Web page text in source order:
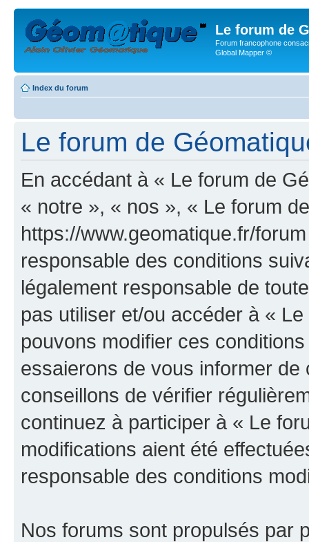
Le forum de
Forum francophone
Global Mapper ©
Index du forum
Le forum de
En accédant à « Le forum de
« notre », « nos », « Le forum
https://www.geomatique.fr/
responsable des conditions
légalement responsable de
pas utiliser et/ou accéder à «
pouvons modifier ces
essaierons de vous informer
conseillons de vérifier
continuez à participer à « Le
modifications aient été
responsable des conditions
Nos forums sont propulsés par